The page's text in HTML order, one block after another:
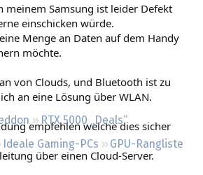
RTX 5000 „Deals“
Ideale Gaming-PCs
GPU-Rangliste
meinem Samsung ist leider Defekt
einschicken würde.
Menge an Daten auf dem Handy
möchte.
von Clouds, und Bluetooth ist zu
an eine Lösung über WLAN.
empfehlen welche dies sicher
über einen Cloud-Server.